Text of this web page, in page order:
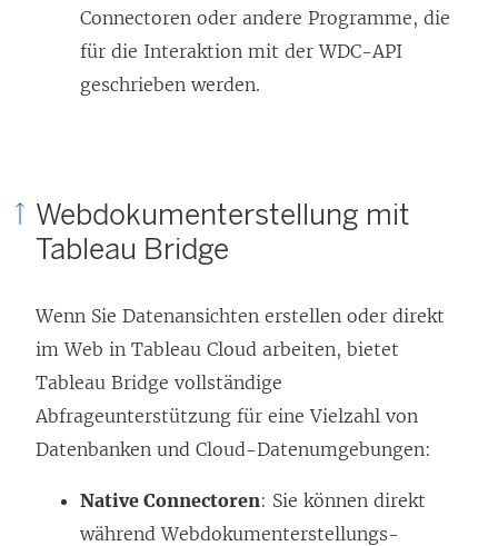
Connectoren oder andere Programme, die
für die Interaktion mit der WDC-API
geschrieben werden.
Webdokumenterstellung mit
Tableau Bridge
Wenn Sie Datenansichten erstellen oder direkt
im Web in Tableau Cloud arbeiten, bietet
Tableau Bridge vollständige
Abfrageunterstützung für eine Vielzahl von
Datenbanken und Cloud-Datenumgebungen:
Native Connectoren: Sie können direkt
während Webdokumenterstellungs-